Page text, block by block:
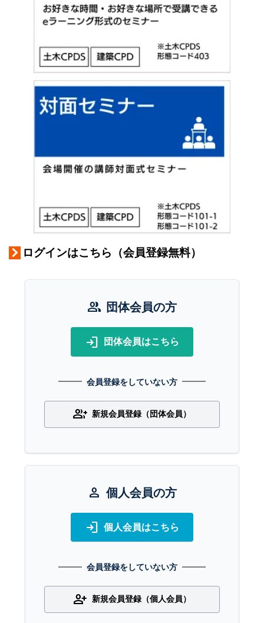
ログインはこちら（会員登録無料）
group 団体会員の方
login 団体会員はこちら
会員登録をしていない方
group_add 新規会員登録（団体会員）
person 個人会員の方
login 個人会員はこちら
会員登録をしていない方
person_add 新規会員登録（個人会員）